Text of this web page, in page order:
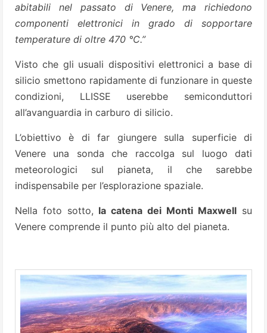
abitabili nel passato di Venere, ma richiedono
componenti elettronici in grado di sopportare
temperature di oltre 470 °C.”
Visto che gli usuali dispositivi elettronici a base di
silicio smettono rapidamente di funzionare in queste
condizioni, LLISSE userebbe semiconduttori
all’avanguardia in carburo di silicio.
L’obiettivo è di far giungere sulla superficie di
Venere una sonda che raccolga sul luogo dati
meteorologici sul pianeta, il che sarebbe
indispensabile per l’esplorazione spaziale.
Nella foto sotto, la catena dei Monti Maxwell su
Venere comprende il punto più alto del pianeta.